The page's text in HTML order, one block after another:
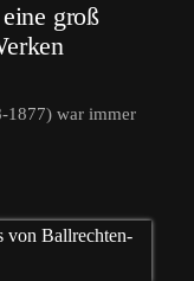
groß
1877) war immer